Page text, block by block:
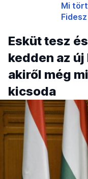
Mi
Esküt tesz
kedden az
akiről még
kicsoda